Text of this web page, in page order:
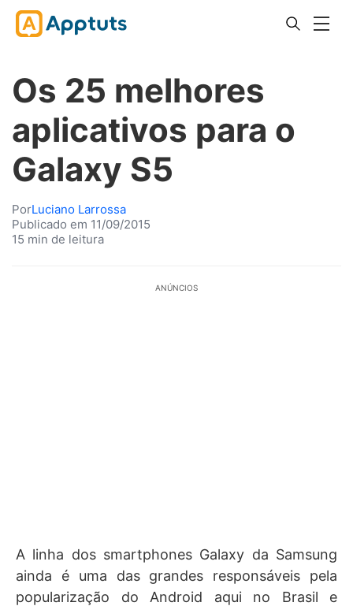
Os 25 melhores
aplicativos para o
Galaxy S5
PorLuciano Larrossa
Publicado em 11/09/2015
15 min de leitura
ANÚNCIOS
A linha dos smartphones Galaxy da Samsung
ainda é uma das grandes responsáveis pela
popularização do Android aqui no Brasil e